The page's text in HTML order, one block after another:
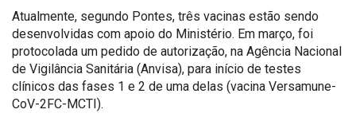
Atualmente, segundo Pontes, três vacinas estão sendo
desenvolvidas com apoio do Ministério. Em março, foi
protocolada um pedido de autorização, na Agência Nacional
de Vigilância Sanitária (Anvisa), para início de testes
clínicos das fases 1 e 2 de uma delas (vacina Versamune-
CoV-2FC-MCTI).